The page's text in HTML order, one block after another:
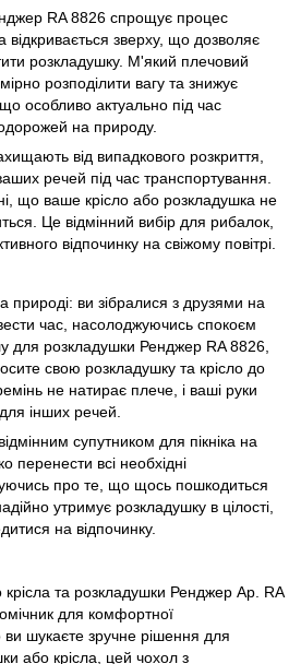
RA 8826 спрощує процес
зверху, що дозволяє
розкладушку. М'який плечовий
розподілити вагу та знижує
особливо актуально під час
на природу.
від випадкового розкриття,
речей під час транспортування.
що ваше крісло або розкладушка не
Це відмінний вибір для рибалок,
відпочинку на свіжому повітрі.
природі: ви зібралися з друзями на
час, насолоджуючись спокоєм
для розкладушки Ренджер RA 8826,
свою розкладушку та крісло до
не натирає плече, і ваші руки
інших речей.
супутником для пікніка на
перенести всі необхідні
про те, що щось пошкодиться
утримує розкладушку в цілості,
на відпочинку.
крісла та розкладушки Ренджер Ар. RA
для комфортної
шукаєте зручне рішення для
або крісла, цей чохол з